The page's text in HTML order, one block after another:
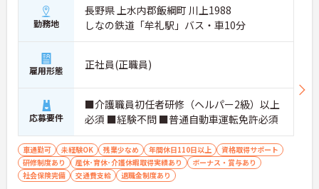
勤務地
長野県 上水内郡飯綱町 川上1988
しなの鉄道「牟礼駅」バス・車10分
雇用形態 正社員(正職員)
応募要件
■介護職員初任者研修（ヘルパー2級）以上
必須 ■経験不問 ■普通自動車運転免許必須
車通勤可 未経験OK 残業少なめ 年間休日110日以上
資格取得サポート
研修制度あり
産休･育休･介護休暇取得実績あり
ボーナス・賞与あり
社会保険完備
交通費支給 退職金制度あり